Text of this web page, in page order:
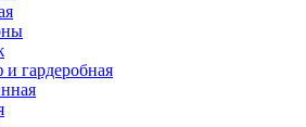
гардеробная